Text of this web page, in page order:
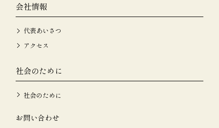
会社情報
代表あいさつ
アクセス
社会のために
社会のために
お問い合わせ